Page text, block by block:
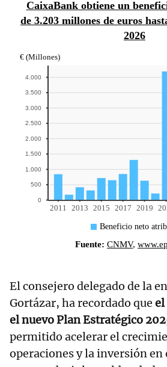
El consejero delegado de la
Gortázar, ha recordado que el
el nuevo Plan Estratégico
permitido acelerar el
operaciones y la inversión en